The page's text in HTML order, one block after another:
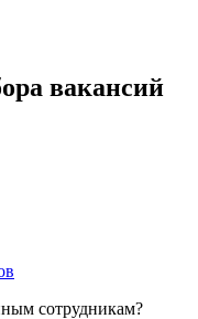
вакансий
сотрудникам?